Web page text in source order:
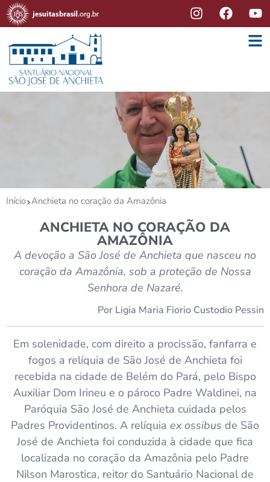
Início Anchieta no coração da Amazônia
ANCHIETA NO CORAÇÃO DA
AMAZÔNIA
A devoção a São José de Anchieta que nasceu no
coração da Amazônia, sob a proteção de Nossa
Senhora de Nazaré.
Por Ligia Maria Fiorio Custodio Pessin
Em solenidade, com direito a procissão, fanfarra e
fogos a relíquia de São José de Anchieta foi
recebida na cidade de Belém do Pará, pelo Bispo
Auxiliar Dom Irineu e o pároco Padre Waldinei, na
Paróquia São José de Anchieta cuidada pelos
Padres Providentinos. A relíquia ex ossibus de São
José de Anchieta foi conduzida à cidade que fica
localizada no coração da Amazônia pelo Padre
Nilson Marostica, reitor do Santuário Nacional de